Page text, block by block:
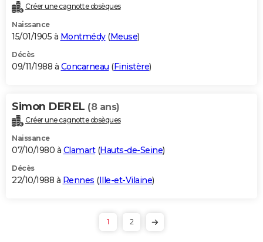
Créer une cagnotte obsèques
Naissance
15/01/1905 à Montmédy(Meuse)
Décès
09/11/1988 à Concarneau (Finistère)
Simon DEREL (8 ans)
Créer une cagnotte obsèques
Naissance
07/10/1980 à Clamart(Hauts-de-Seine)
Décès
22/10/1988 à Rennes (Ille-et-Vilaine)
1 2